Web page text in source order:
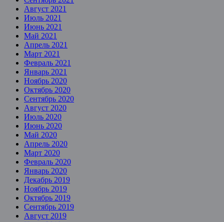
Август 2021
Июль 2021
Июнь 2021
Май 2021
Апрель 2021
Март 2021
Февраль 2021
Январь 2021
Ноябрь 2020
Октябрь 2020
Сентябрь 2020
Август 2020
Июль 2020
Июнь 2020
Май 2020
Апрель 2020
Март 2020
Февраль 2020
Январь 2020
Декабрь 2019
Ноябрь 2019
Октябрь 2019
Сентябрь 2019
Август 2019